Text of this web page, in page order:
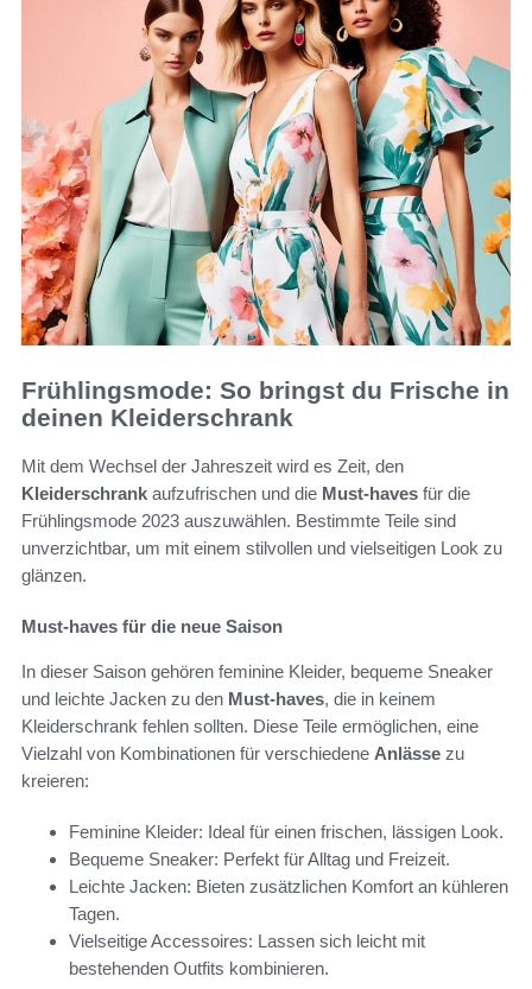
Frühlingsmode: So bringst du Frische in
deinen Kleiderschrank
Mit dem Wechsel der Jahreszeit wird es Zeit, den
Kleiderschrank aufzufrischen und die Must-haves für die
Frühlingsmode 2023 auszuwählen. Bestimmte Teile sind
unverzichtbar, um mit einem stilvollen und vielseitigen Look zu
glänzen.
Must-haves für die neue Saison
In dieser Saison gehören feminine Kleider, bequeme Sneaker
und leichte Jacken zu den Must-haves, die in keinem
Kleiderschrank fehlen sollten. Diese Teile ermöglichen, eine
Vielzahl von Kombinationen für verschiedene Anlässe zu
kreieren:
Feminine Kleider: Ideal für einen frischen, lässigen Look.
Bequeme Sneaker: Perfekt für Alltag und Freizeit.
Leichte Jacken: Bieten zusätzlichen Komfort an kühleren
Tagen.
Vielseitige Accessoires: Lassen sich leicht mit
bestehenden Outfits kombinieren.